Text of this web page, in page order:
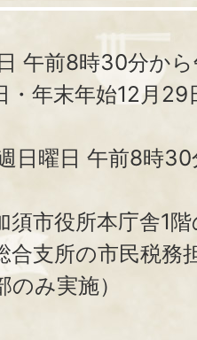
午前8時30分か
・年末年始12月
日曜日 午前8時
須市役所本庁舎1
合支所の市民税務
み実施）